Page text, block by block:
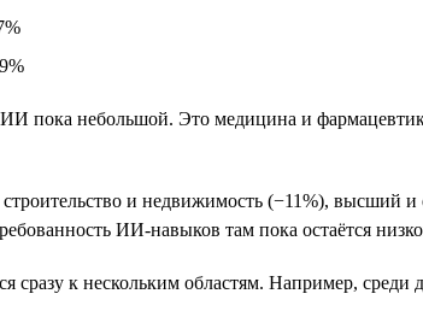
пока небольшой. Это медицина и
и недвижимость (−11%), высший
ИИ-навыков там пока остаётся
сразу к нескольким областям. Например,